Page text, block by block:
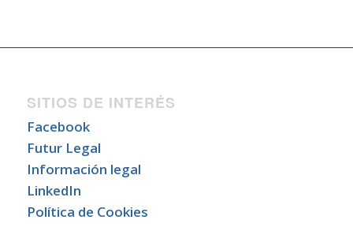
SITIOS DE INTERÉS
Facebook
Futur Legal
Información legal
LinkedIn
Política de Cookies